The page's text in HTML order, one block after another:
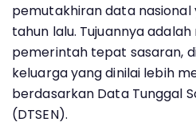
pemutakhiran data nasional
tahun lalu. Tujuannya
pemerintah tepat sasaran,
keluarga yang dinilai lebih
berdasarkan Data Tunggal
(DTSEN).